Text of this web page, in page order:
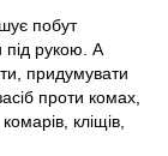
побут
під рукою. А
придумувати
проти комах,
кліщів,